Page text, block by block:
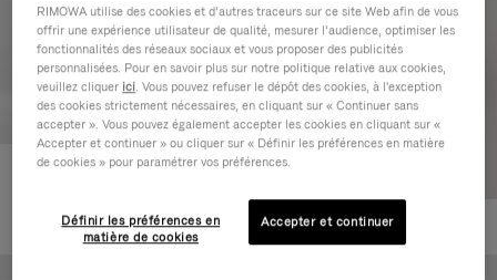
Essential Cabin
+5
RIMOWA utilise des cookies et d’autres traceurs sur ce site Web afin de vous
offrir une expérience utilisateur de qualité, mesurer l’audience, optimiser les
fonctionnalités des réseaux sociaux et vous proposer des publicités
personnalisées. Pour en savoir plus sur notre politique relative aux cookies,
veuillez cliquer ici. Vous pouvez refuser le dépôt des cookies, à l'exception
des cookies strictement nécessaires, en cliquant sur « Continuer sans
accepter ». Vous pouvez également accepter les cookies en cliquant sur «
Accepter et continuer » ou cliquer sur « Définir les préférences en matière
de cookies » pour paramétrer vos préférences.
Définir les préférences en
matière de cookies
Accepter et continuer